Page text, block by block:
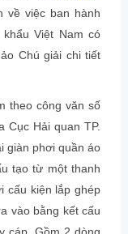
về việc ban hành
Việt Nam có
Chú giải chi tiết
theo công văn số
Cục Hải quan TP.
giàn phơi quần áo
tạo từ một thanh
cấu kiện lắp ghép
vào bằng kết cấu